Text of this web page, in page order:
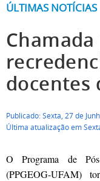
ÚLTIMAS NOTÍCIAS
Chamada
docentes
Publicado: Sexta, 27 de
Última atualização em
O Programa de
(PPGEOG-UFAM)